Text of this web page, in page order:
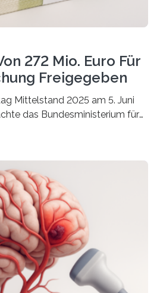
272 Mio. Euro Für
Freigegeben
Mittelstand 2025 am 5. Juni
das Bundesministerium für
in
freigegeben – unter
der
Industrielle
(IGF), Zentrales
Mittelstand (ZIM) und
INNO-KOM. Auf dem
2025 am 5. Juni 2025 in
Bundesministerium für
eine gute Nachricht: